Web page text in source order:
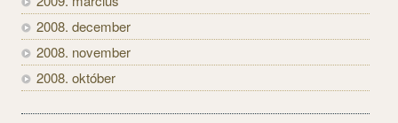
2008. december
2008. november
2008. október